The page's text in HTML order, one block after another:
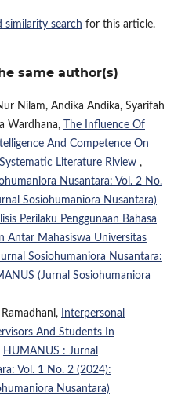
similarity search for this article.
same author(s)
Nilam, Andika Andika, Syarifah
Wardhana,
The Influence Of
And Competence On
Literature Riview ,
Nusantara: Vol. 2 No.
Sosiohumaniora Nusantara)
Perilaku Penggunaan Bahasa
Antar Mahasiswa Universitas
Sosiohumaniora Nusantara:
(Jurnal Sosiohumaniora
Interpersonal
And Students In
HUMANUS : Jurnal
Vol. 1 No. 2 (2024):
Nusantara)